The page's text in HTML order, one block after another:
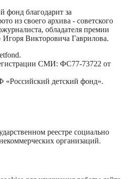
фонд благодарит за
из своего архива - советского
обладателя премии
Игоря Викторовича Гаврилова.
СМИ: ФС77-73722 от
детский фонд».
реестре социально
организаций.